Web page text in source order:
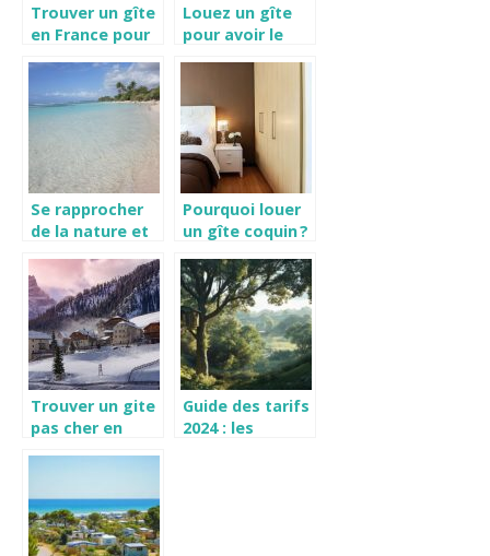
Trouver un gîte
en France pour
Louez un gîte
pour avoir le
votre maison
lors de vos
vacances
Se rapprocher
de la nature et
écogîte pour
changer!
Pourquoi louer
un gîte coquin ?
Trouver un gite
pas cher en
Guide des tarifs
2024 : les